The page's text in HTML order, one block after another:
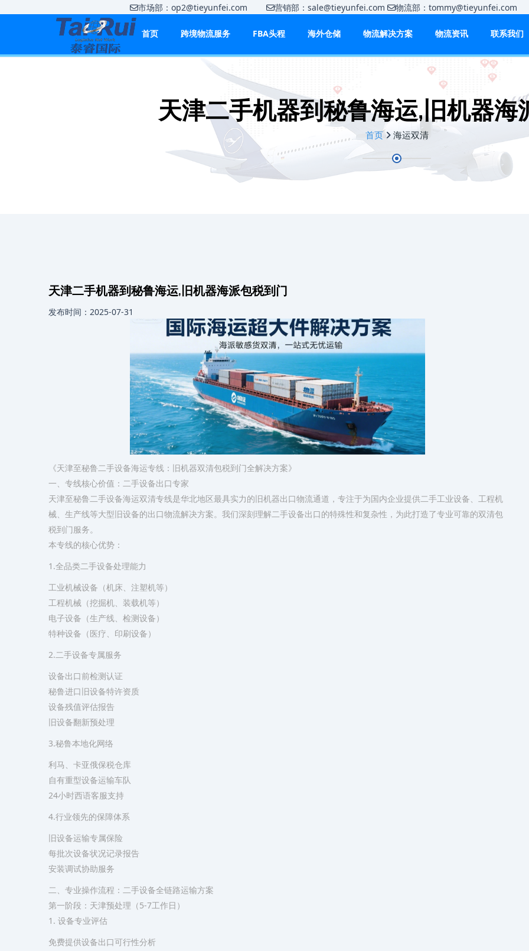
市场部：op2@tieyunfei.com 营销部：sale@tieyunfei.com 物流部：
首页 跨境物流服务 FBA头程 海外仓储 物流解决方案 物流资讯 联系我们
天津二手机器到秘鲁海运,旧机器海
首页 海运双清
天津二手机器到秘鲁海运,旧机器海派包税到门
发布时间：2025-07-31
《天津至秘鲁二手设备海运专线：旧机器双清包税到门全解决方案》
一、专线核心价值：二手设备出口专家
天津至秘鲁二手设备海运双清专线是华北地区最具实力的旧机器出口物流通道，专注于为国内企业提供二手工业设备、工程机
械、生产线等大型旧设备的出口物流解决方案。我们深刻理解二手设备出口的特殊性和复杂性，为此打造了专业可靠的双清包
税到门服务。
​本专线的核心优势：​​
​1.全品类二手设备处理能力​
工业机械设备（机床、注塑机等）
工程机械（挖掘机、装载机等）
电子设备（生产线、检测设备）
特种设备（医疗、印刷设备）
​2.二手设备专属服务​
设备出口前检测认证
秘鲁进口旧设备特许资质
设备残值评估报告
旧设备翻新预处理
​3.秘鲁本地化网络​
利马、卡亚俄保税仓库
自有重型设备运输车队
24小时西语客服支持
​4.行业领先的保障体系​
旧设备运输专属保险
每批次设备状况记录报告
安装调试协助服务
二、专业操作流程：二手设备全链路运输方案
第一阶段：天津预处理（5-7工作日）
​1. 设备专业评估​
免费提供设备出口可行性分析